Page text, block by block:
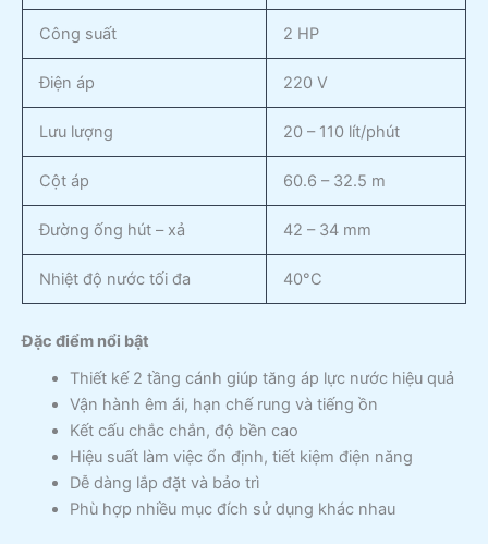
Công suất 2 HP
Điện áp 220 V
Lưu lượng 20 – 110 lít/phút
Cột áp 60.6 – 32.5 m
Đường ống hút – xả 42 – 34 mm
Nhiệt độ nước tối đa 40°C
Đặc điểm nổi bật
Thiết kế 2 tầng cánh giúp tăng áp lực nước hiệu quả
Vận hành êm ái, hạn chế rung và tiếng ồn
Kết cấu chắc chắn, độ bền cao
Hiệu suất làm việc ổn định, tiết kiệm điện năng
Dễ dàng lắp đặt và bảo trì
Phù hợp nhiều mục đích sử dụng khác nhau